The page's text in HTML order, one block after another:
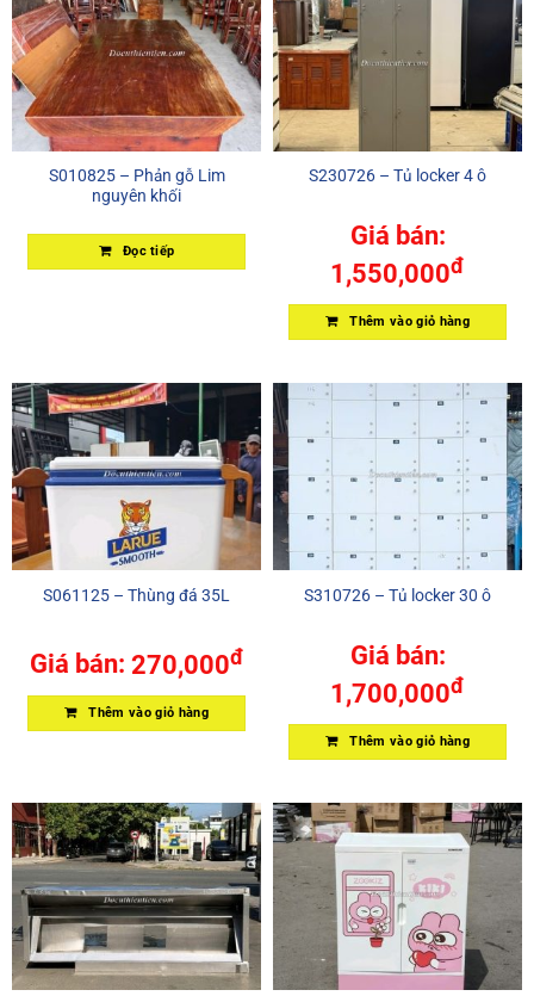
S010825 – Phản gỗ Lim
nguyên khối
Đọc tiếp
S230726 – Tủ locker 4 ô
Giá bán:
1,550,000đ
Thêm vào giỏ hàng
S061125 – Thùng đá 35L
Giá bán: 270,000đ
Thêm vào giỏ hàng
S310726 – Tủ locker 30 ô
Giá bán:
1,700,000đ
Thêm vào giỏ hàng